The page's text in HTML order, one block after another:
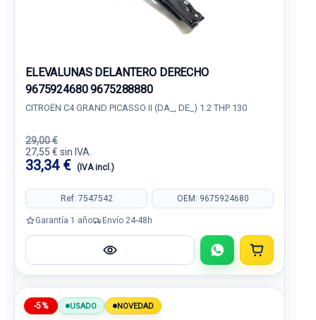
ELEVALUNAS DELANTERO DERECHO
9675924680 9675288880
CITROËN C4 GRAND PICASSO II (DA_, DE_) 1.2 THP 130
29,00 €
27,55 € sin IVA.
33,34 € (IVA incl.)
Ref: 7547542 OEM: 9675924680
Garantía 1 año Envío 24-48h
-5% USADO NOVEDAD